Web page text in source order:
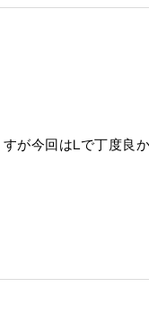
が今回はLで丁度良